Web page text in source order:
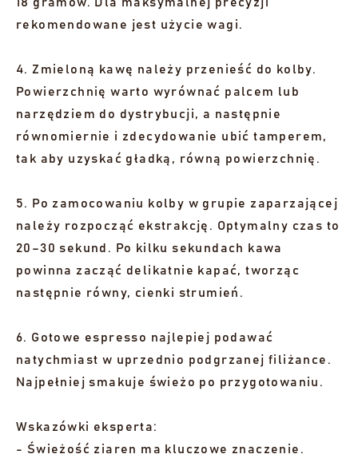
rekomendowane jest użycie wagi.
4. Zmieloną kawę należy przenieść do kolby.
Powierzchnię warto wyrównać palcem lub
narzędziem do dystrybucji, a następnie
równomiernie i zdecydowanie ubić tamperem,
tak aby uzyskać gładką, równą powierzchnię.
5. Po zamocowaniu kolby w grupie zaparzającej
należy rozpocząć ekstrakcję. Optymalny czas to
20–30 sekund. Po kilku sekundach kawa
powinna zacząć delikatnie kapać, tworząc
następnie równy, cienki strumień.
6. Gotowe espresso najlepiej podawać
natychmiast w uprzednio podgrzanej filiżance.
Najpełniej smakuje świeżo po przygotowaniu.
Wskazówki eksperta:
- Świeżość ziaren ma kluczowe znaczenie.